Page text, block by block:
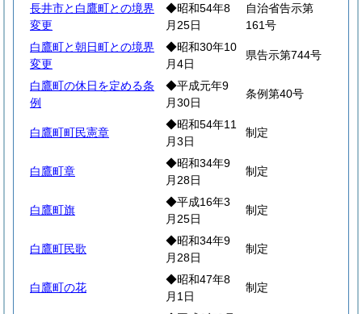
長井市と白鷹町との境界
変更
◆昭和54年8
月25日
自治省告示第
161号
白鷹町と朝日町との境界
変更
◆昭和30年10
月4日
県告示第744号
白鷹町の休日を定める条
例
◆平成元年9
月30日
条例第40号
白鷹町町民憲章
◆昭和54年11
月3日
制定
白鷹町章
◆昭和34年9
月28日
制定
白鷹町旗
◆平成16年3
月25日
制定
白鷹町民歌
◆昭和34年9
月28日
制定
白鷹町の花
◆昭和47年8
月1日
制定